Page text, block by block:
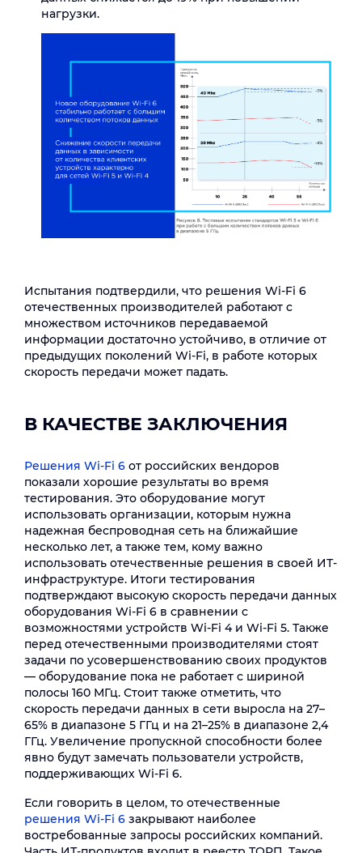
нагрузки.
Испытания подтвердили, что решения Wi-Fi 6
отечественных производителей работают с
множеством источников передаваемой
информации достаточно устойчиво, в отличие от
предыдущих поколений Wi-Fi, в работе которых
скорость передачи может падать.
В КАЧЕСТВЕ ЗАКЛЮЧЕНИЯ
Решения Wi-Fi 6 от российских вендоров
показали хорошие результаты во время
тестирования. Это оборудование могут
использовать организации, которым нужна
надежная беспроводная сеть на ближайшие
несколько лет, а также тем, кому важно
использовать отечественные решения в своей ИТ-
инфраструктуре. Итоги тестирования
подтверждают высокую скорость передачи данных
оборудования Wi-Fi 6 в сравнении с
возможностями устройств Wi-Fi 4 и Wi-Fi 5. Также
перед отечественными производителями стоят
задачи по усовершенствованию своих продуктов
― оборудование пока не работает с шириной
полосы 160 МГц. Стоит также отметить, что
скорость передачи данных в сети выросла на 27–
65% в диапазоне 5 ГГц и на 21–25% в диапазоне 2,4
ГГц. Увеличение пропускной способности более
явно будут замечать пользователи устройств,
поддерживающих Wi-Fi 6.
Если говорить в целом, то отечественные
решения Wi-Fi 6 закрывают наиболее
востребованные запросы российских компаний.